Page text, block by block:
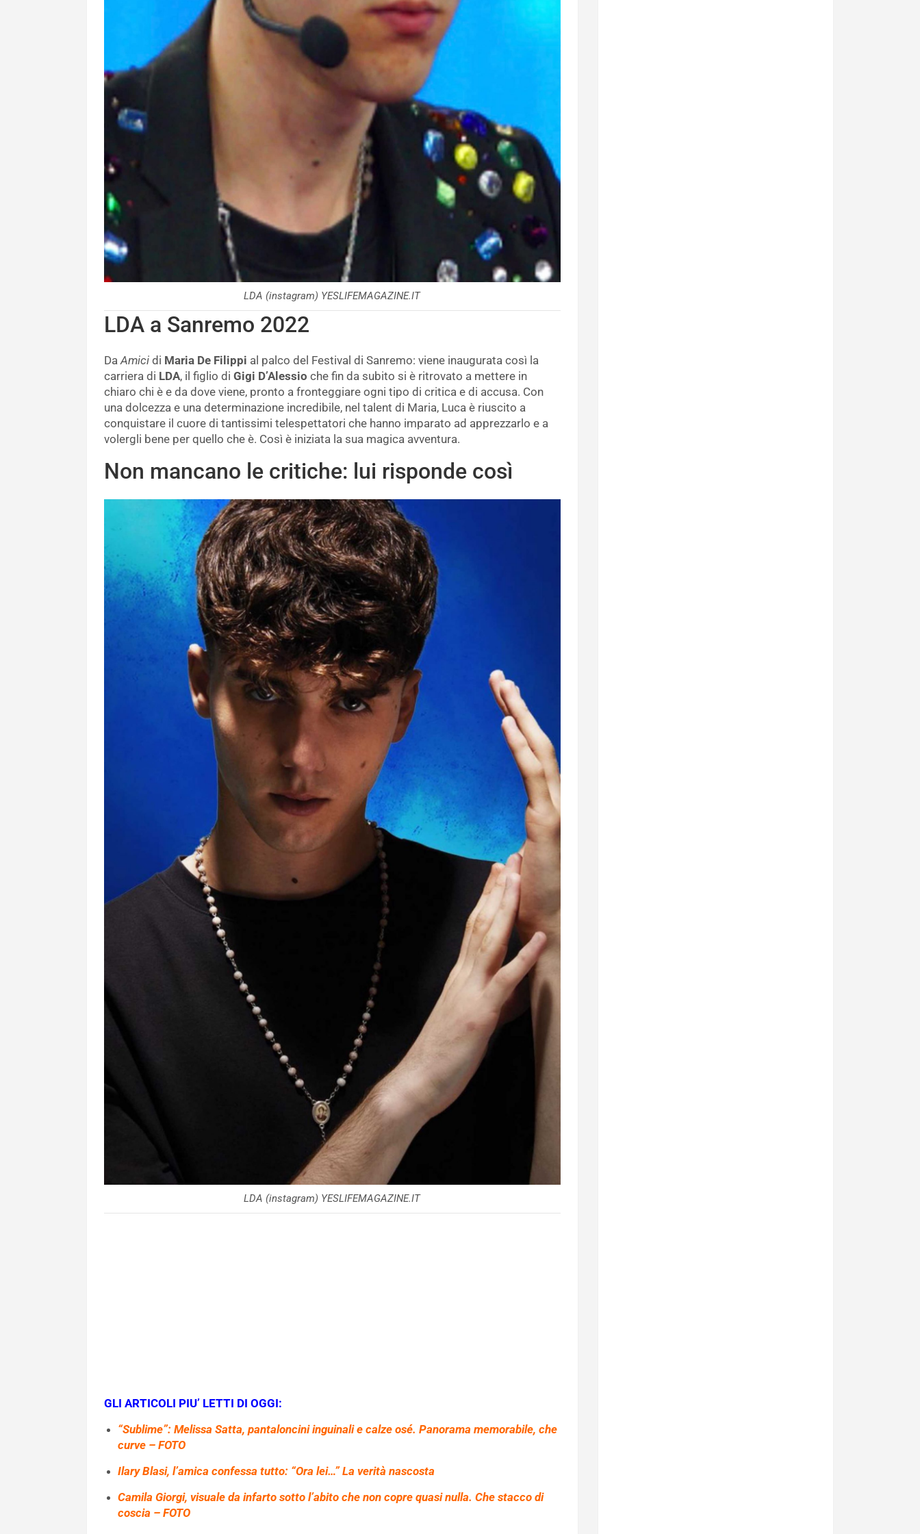
LDA (instagram) YESLIFEMAGAZINE.IT
LDA a Sanremo 2022
DaAmici di Maria De Filippi al palco del Festival di Sanremo: viene inaugurata così la
carriera di LDA, il figlio di Gigi D’Alessio che fin da subito si è ritrovato a mettere in
chiaro chi è e da dove viene, pronto a fronteggiare ogni tipo di critica e di accusa. Con
una dolcezza e una determinazione incredibile, nel talent di Maria, Luca è riuscito a
conquistare il cuore di tantissimi telespettatori che hanno imparato ad apprezzarlo e a
volergli bene per quello che è. Così è iniziata la sua magica avventura.
Non mancano le critiche: lui risponde così
LDA (instagram) YESLIFEMAGAZINE.IT
GLI ARTICOLI PIU’ LETTI DI OGGI:
“Sublime”: Melissa Satta, pantaloncini inguinali e calze osé. Panorama memorabile, che
curve – FOTO
Ilary Blasi, l’amica confessa tutto: “Ora lei…” La verità nascosta
Camila Giorgi, visuale da infarto sotto l’abito che non copre quasi nulla. Che stacco di
coscia – FOTO